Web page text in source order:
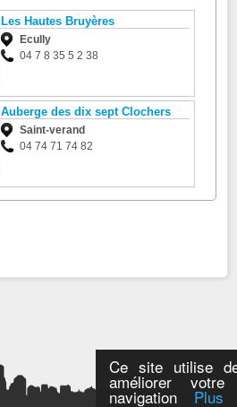
Ce site utilise
améliorer
navigation
Les Hautes Bruyères
Ecully
04 7 8 35 5 2 38
Auberge des dix sept Clochers
Saint-verand
04 74 71 74 82